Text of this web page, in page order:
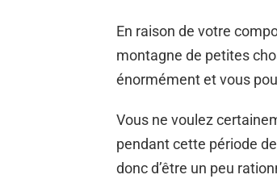
En raison de votre
montagne de petites
énormément et vous
Vous ne voulez
pendant cette période
donc d’être un peu